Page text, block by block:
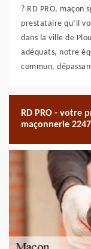
? RD PRO, maçon
prestataire qu’il
dans la ville de
adéquats, notre
commun,
RD PRO - votre
maçonnerie